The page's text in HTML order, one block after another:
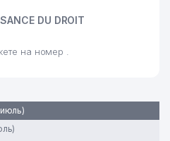
DU DROIT
на номер .